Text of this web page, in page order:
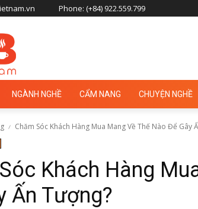
Phone: (+84) 922.559.799
NGÀNH NGHỀ CẨM NANG CHUYỆN NGHỀ
Chăm Sóc Khách Hàng Mua Mang Về Thế Nào Để Gây
Khách Hàng
Ấn Tượng?